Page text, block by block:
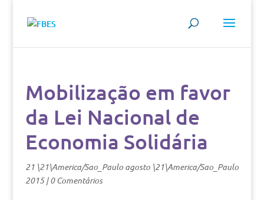
Mobilização em favor
da Lei Nacional de
Economia Solidária
21 \21\America/Sao_Paulo agosto \21\America/Sao_Paulo
2015|0 Comentários